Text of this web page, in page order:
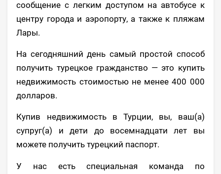
сообщение с легким доступом на автобусе к
центру города и аэропорту, а также к пляжам
Лары.
На сегодняшний день самый простой способ
получить турецкое гражданство — это купить
недвижимость стоимостью не менее 400 000
долларов.
Купив недвижимость в Турции, вы, ваш(а)
супруг(а) и дети до восемнадцати лет вы
можете получить турецкий паспорт.
У нас есть специальная команда по